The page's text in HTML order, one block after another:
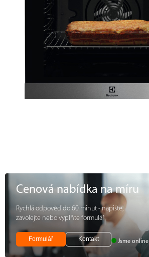
Cenová nabídka na míru
Rychlá odpověď do 60 minut - napište,
zavolejte nebo vyplňte formulář
Formulář Kontakt Jsme online